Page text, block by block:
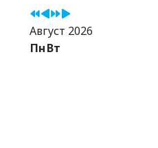
Август 2026
ПнВт